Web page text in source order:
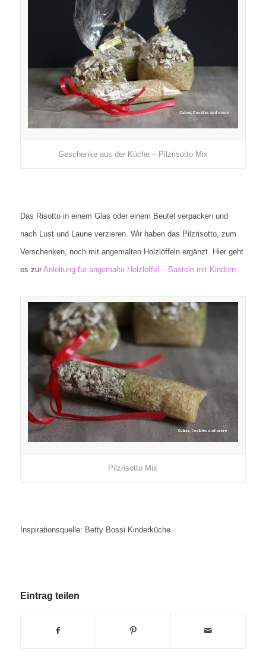
Geschenke aus der Küche – Pilzrisotto Mix
Das Risotto in einem Glas oder einem Beutel verpacken und
nach Lust und L aune verzieren. Wir haben das Pilzrisotto, zum
Verschenken, noch mit angemalten Holzlöffeln ergänzt. Hier geht
es zur Anl eitung für angemalte Holz löffel – Basteln mit Kindern
Pilzrisotto Mix
Inspirationsquelle: Betty Bossi Kinderküche
Eintrag teilen